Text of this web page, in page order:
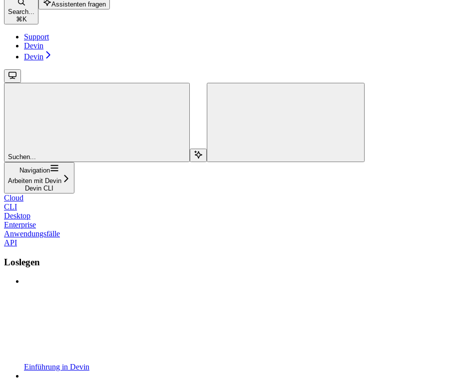
Search...
⌘ K
Assistenten fragen
Support
Devin
Devin
Suchen...
Navigation
Arbeiten mit Devin
Devin CLI
Cloud
CLI
Desktop
Enterprise
Anwendungsfälle
API
Loslegen
Einführung in Devin